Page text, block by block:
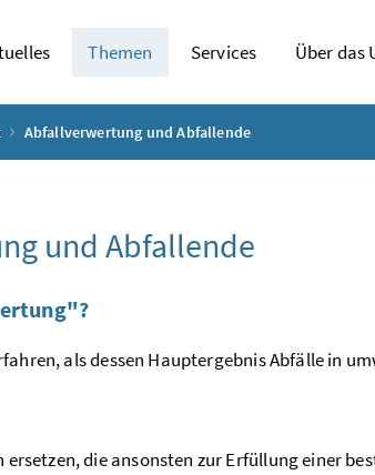
Themen Services Über das
Abfallverwertung und Abfallende
und Abfallende
als dessen Hauptergebnis Abfälle in
ersetzen, die ansonsten zur Erfüllung einer